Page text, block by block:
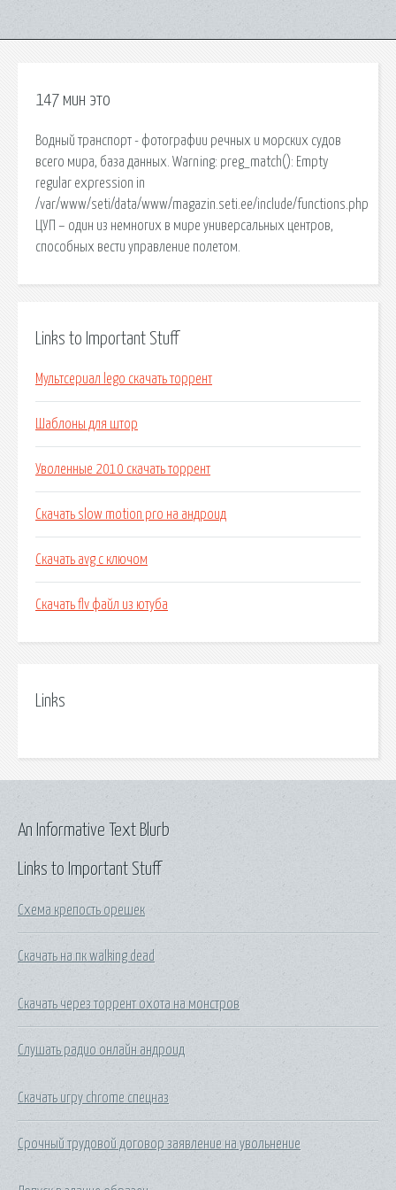
147 мин это
Водный транспорт - фотографии речных и морских судов
всего мира, база данных. Warning: preg_match(): Empty
regular expression in
/var/www/seti/data/www/magazin.seti.ee/include/functions.php
ЦУП – один из немногих в мире универсальных центров,
способных вести управление полетом.
Links to Important Stuff
Мультсериал lego скачать торрент
Шаблоны для штор
Уволенные 2010 скачать торрент
Скачать slow motion pro на андроид
Скачать avg c ключом
Скачать flv файл из ютуба
Links
Links to Important Stuff
Схема крепость орешек
Скачать на пк walking dead
Скачать через торрент охота на монстров
Слушать радио онлайн андроид
Скачать игру chrome спецназ
Срочный трудовой договор заявление на увольнение
An Informative Text Blurb